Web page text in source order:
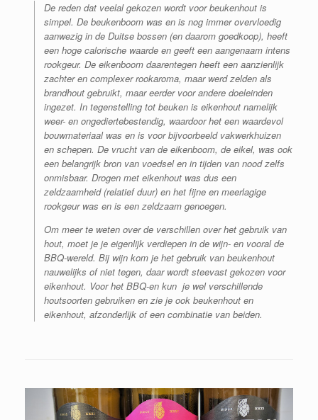
De reden dat veelal gekozen wordt voor beukenhout is
simpel. De beukenboom was en is nog immer overvloedig
aanwezig in de Duitse bossen (en daarom goedkoop), heeft
een hoge calorische waarde en geeft een aangenaam intens
rookgeur. De eikenboom daarentegen heeft een aanzienlijk
zachter en complexer rookaroma, maar werd zelden als
brandhout gebruikt, maar eerder voor andere doeleinden
ingezet. In tegenstelling tot beuken is eikenhout namelijk
weer- en ongediertebestendig, waardoor het een waardevol
bouwmateriaal was en is voor bijvoorbeeld vakwerkhuizen
en schepen. De vrucht van de eikenboom, de eikel, was ook
een belangrijk bron van voedsel en in tijden van nood zelfs
onmisbaar. Drogen met eikenhout was dus een
zeldzaamheid (relatief duur) en het fijne en meerlagige
rookgeur was en is een zeldzaam genoegen.
Om meer te weten over de verschillen over het gebruik van
hout, moet je je eigenlijk verdiepen in de wijn- en vooral de
BBQ-wereld. Bij wijn kom je het gebruik van beukenhout
nauwelijks of niet tegen, daar wordt steevast gekozen voor
eikenhout. Voor het BBQ-en kun je wel verschillende
houtsoorten gebruiken en zie je ook beukenhout en
eikenhout, afzonderlijk of een combinatie van beiden.